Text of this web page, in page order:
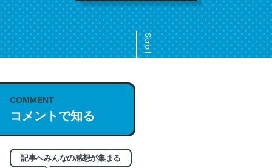
Scroll
COMMENT
コメントで知る
記事へみんなの感想が集まる
これは名文。彼はとてもクレバーなんだろうなと凄く思
う。英語少しでも読める人は原文もお勧め。自分はこの流
れ好き。Let’s Fucking Go. Then Covid hit. Shit.
─今のこの状況が信じられるかい？ by ラーズ・ヌートバー